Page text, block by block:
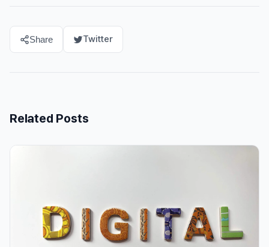
Share Twitter
Related Posts